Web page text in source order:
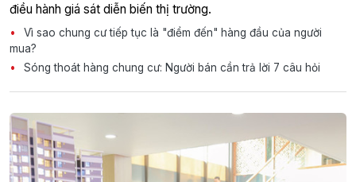
điều hành giá sát diễn biến thị trường.
Vì sao chung cư tiếp tục là "điểm đến" hàng đầu của người
mua?
Sóng thoát hàng chung cư: Người bán cần trả lời 7 câu hỏi